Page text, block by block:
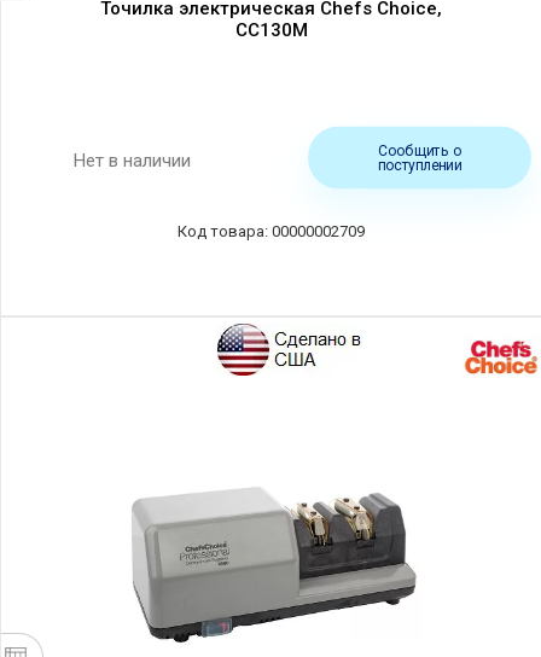
Точилка электрическая Chefs Choice,
CC130M
Нет в наличии
Сообщить о
поступлении
00000002709